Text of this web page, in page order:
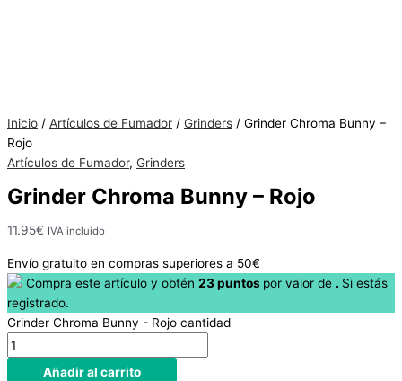
Inicio / Artículos de Fumador / Grinders / Grinder Chroma Bunny –
Rojo
Artículos de Fumador, Grinders
Grinder Chroma Bunny – Rojo
11.95€ IVA incluido
Envío gratuito en compras superiores a 50€
Compra este artículo y obtén 23puntos por valor de . Si estás
registrado.
Grinder Chroma Bunny - Rojo cantidad
Añadir al carrito